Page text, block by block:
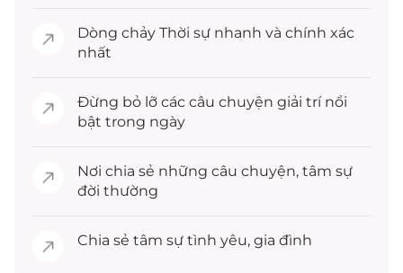
Dòng chảy Thời sự nhanh và chính xác
nhất
Đừng bỏ lỡ các câu chuyện giải trínổi
bật trong ngày
Nơi chia sẻ những câu chuyện, tâm sự
đời thường
Chia sẻ tâm sự tình yêu, gia đình